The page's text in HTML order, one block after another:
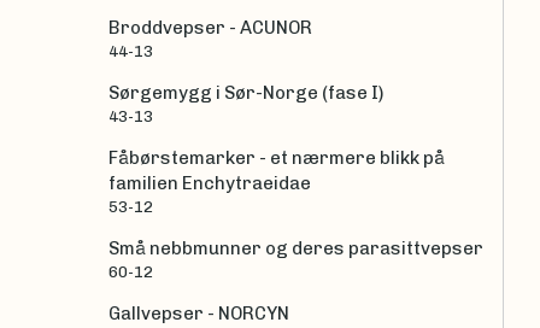
Broddvepser - ACUNOR
44-13
Sørgemygg i Sør-Norge (fase I)
43-13
Fåbørstemarker - et nærmere blikk på
familien Enchytraeidae
53-12
Små nebbmunner og deres parasittvepser
60-12
Gallvepser - NORCYN